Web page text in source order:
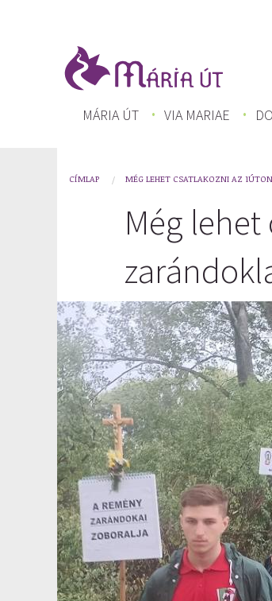
MÁRIA ÚT VIA MARIAE
You
CÍMLAP MÉG LEHET CSATLAKOZNI AZ
Még